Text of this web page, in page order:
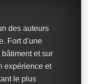
des auteurs
Fort d'une
et sur
expérience et
le plus